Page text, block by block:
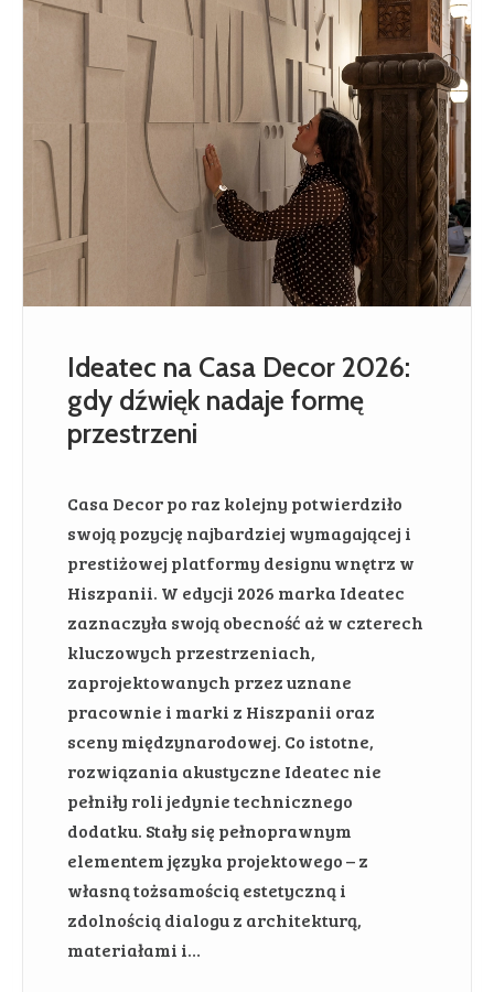
Ideatec na Casa Decor 2026:
gdy dźwięk nadaje formę
przestrzeni
Casa Decor po raz kolejny potwierdziło
swoją pozycję najbardziej wymagającej i
prestiżowej platformy designu wnętrz w
Hiszpanii. W edycji 2026 marka Ideatec
zaznaczyła swoją obecność aż w czterech
kluczowych przestrzeniach,
zaprojektowanych przez uznane
pracownie i marki z Hiszpanii oraz
sceny międzynarodowej. Co istotne,
rozwiązania akustyczne Ideatec nie
pełniły roli jedynie technicznego
dodatku. Stały się pełnoprawnym
elementem języka projektowego – z
własną tożsamością estetyczną i
zdolnością dialogu z architekturą,
materiałami i…